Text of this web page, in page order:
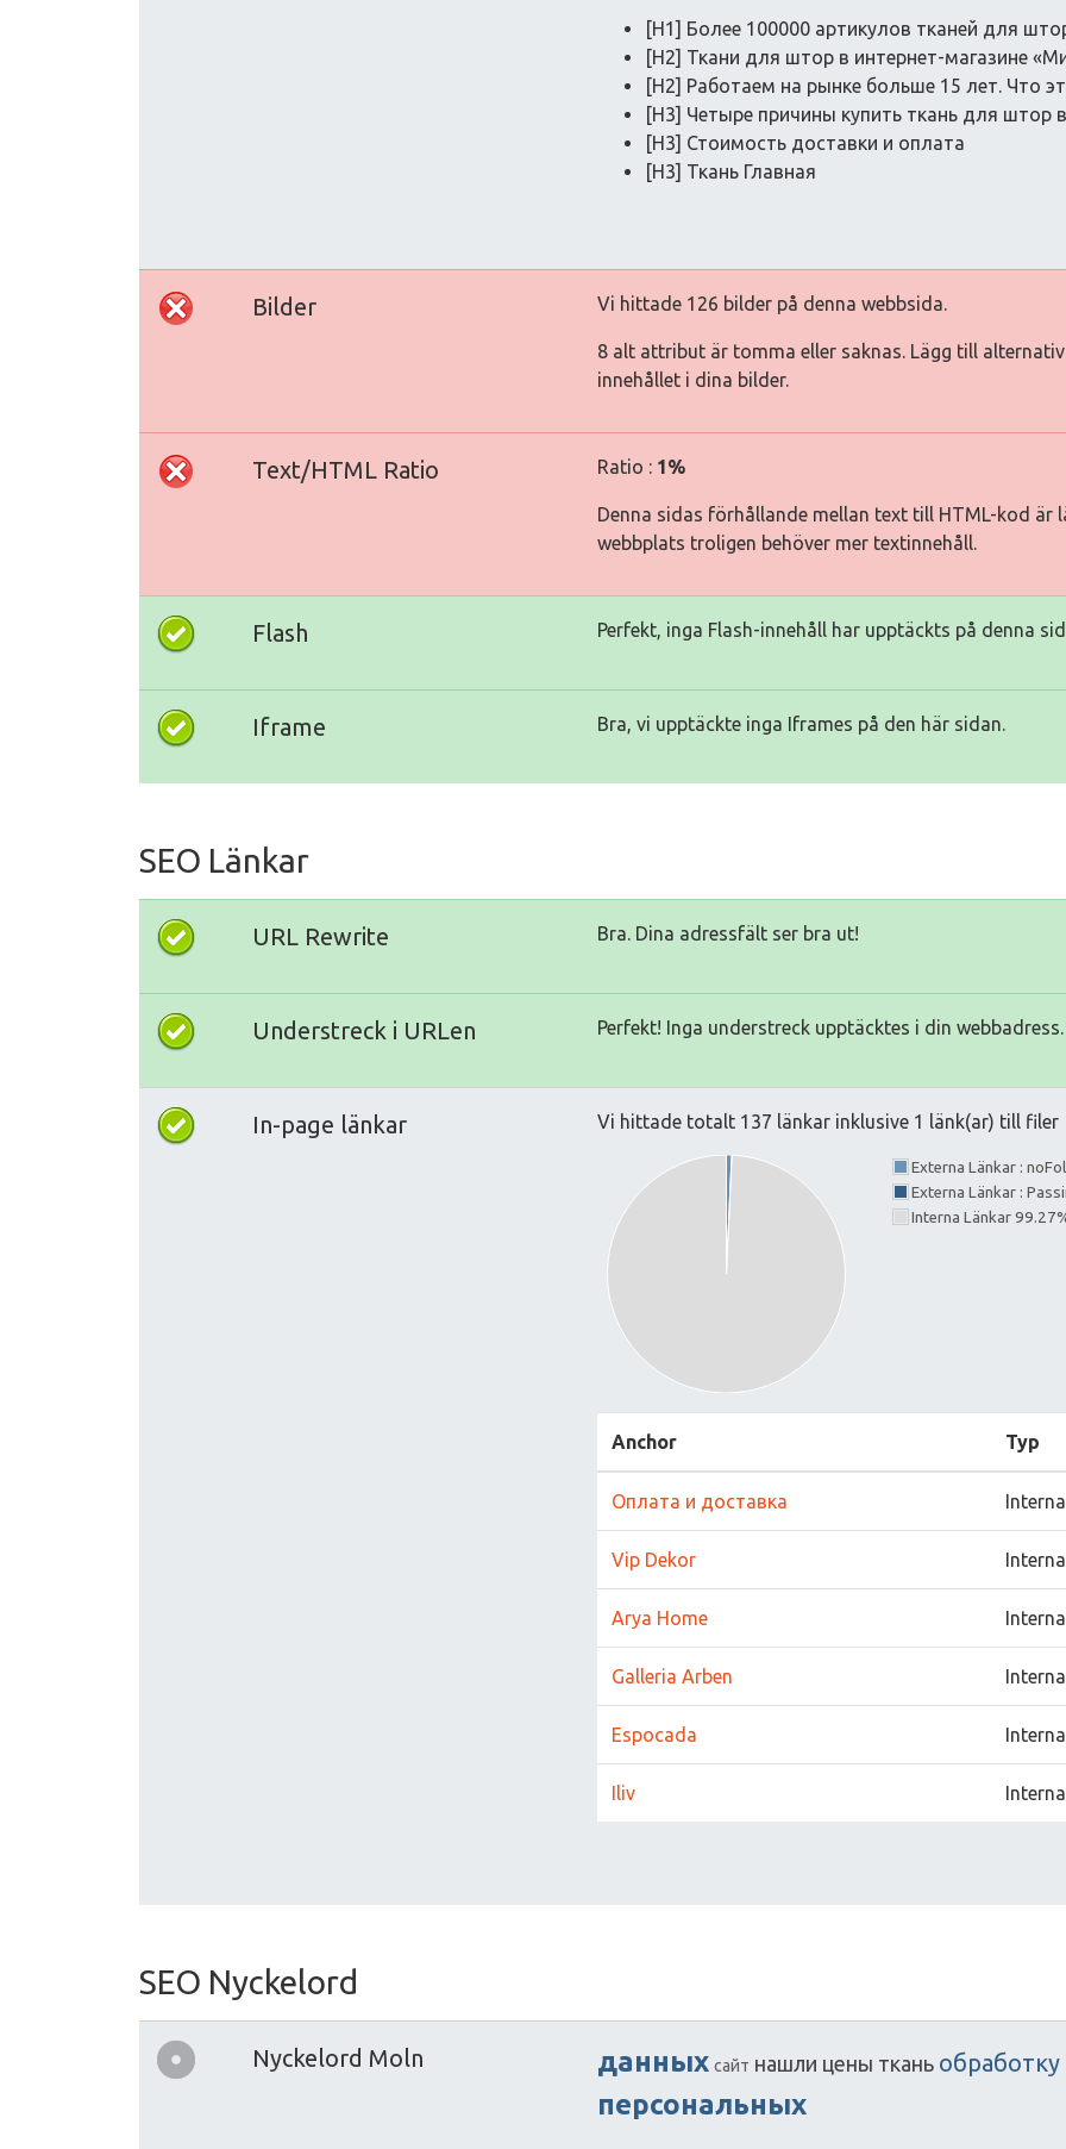
[H1] Более 100000 артикулов тканей для
[H2] Ткани для штор в интернет-магазине
[H2] Работаем на рынке больше 15 лет. Что
[H3] Четыре причины купить ткань для штор
[H3] Стоимость доставки и оплата
[H3] Ткань Главная
Bilder Vi hittade 126 bilder på denna webbsida.
8 alt attribut är tomma eller saknas. Lägg till
innehållet i dina bilder.
Text/HTML Ratio Ratio : 1%
Denna sidas förhållande mellan text till HTML-kod är
webbplats troligen behöver mer textinnehåll.
Flash Perfekt, inga Flash-innehåll har upptäckts på denna
Iframe Bra, vi upptäckte inga Iframes på den här sidan.
SEO Länkar
URL Rewrite Bra. Dina adressfält ser bra ut!
Understreck i URLen Perfekt! Inga understreck upptäcktes i din webbadress.
In-page länkar Vi hittade totalt 137 länkar inklusive 1 länk(ar) till filer
Externa Länkar :
Externa Länkar :
Interna Länkar
Anchor Typ
Оплата и доставка Interna
Vip Dekor Interna
Arya Home Interna
Galleria Arben Interna
Espocada Interna
Iliv Interna
SEO Nyckelord
Nyckelord Moln данных сайт нашли цены ткань обработку
персональных